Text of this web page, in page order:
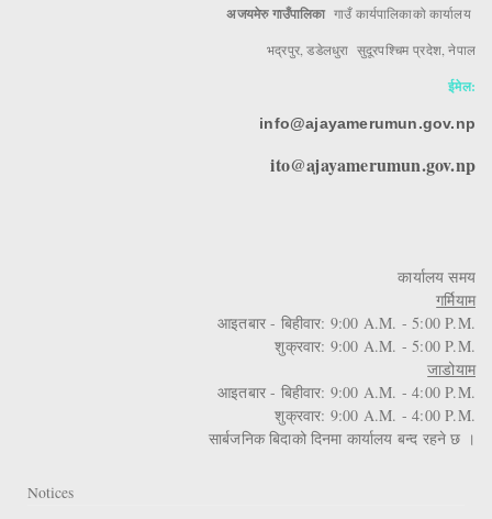
अजयमेरु गाउँपालिका गाउँ कार्यपालिकाको कार्यालय
भद्रपुर, डडेलधुरा सुदूरपश्चिम प्रदेश, नेपाल
ईमेल:
info@ajayamerumun.gov.np
ito@ajayamerumun.gov.np
कार्यालय समय
गर्मियाम
आइतबार - बिहीवार: 9:00 A.M. - 5:00 P.M.
शुक्रवार: 9:00 A.M. - 5:00 P.M.
जाडोयाम
आइतबार - बिहीवार: 9:00 A.M. - 4:00 P.M.
शुक्रवार: 9:00 A.M. - 4:00 P.M.
सार्बजनिक बिदाको दिनमा कार्यालय बन्द रहने छ ।
Notices